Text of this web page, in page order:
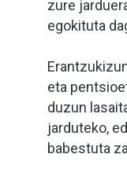
zure
egokituta
eta
duzun
jarduteko,
babestuta